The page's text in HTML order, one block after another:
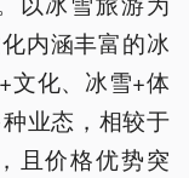
内涵丰富的冰
文化、冰雪+体
业态，相较于
且价格优势突